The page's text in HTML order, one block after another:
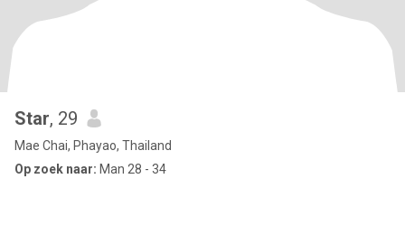
Star, 29
Mae Chai, Phayao, Thailand
Op zoek naar: Man 28 - 34